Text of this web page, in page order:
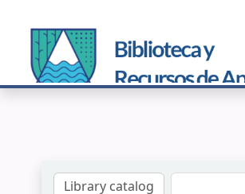
Search the catalog